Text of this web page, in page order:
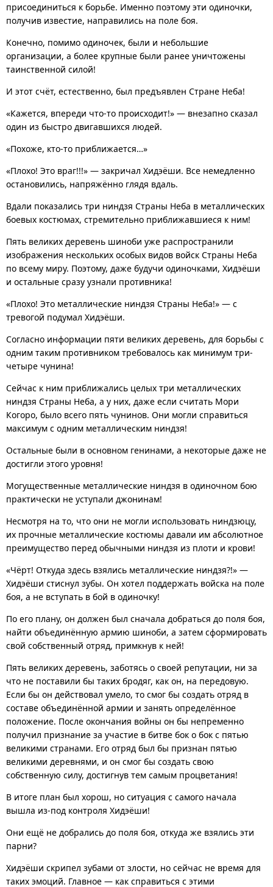
присоединиться к борьбе. Именно поэтому эти одиночки,
получив известие, направились на поле боя.
Конечно, помимо одиночек, были и небольшие
организации, а более крупные были ранее уничтожены
таинственной силой!
И этот счёт, естественно, был предъявлен Стране Неба!
«Кажется, впереди что-то происходит!» — внезапно сказал
один из быстро двигавшихся людей.
«Похоже, кто-то приближается…»
«Плохо! Это враг!!!» — закричал Хидэёши. Все немедленно
остановились, напряжённо глядя вдаль.
Вдали показались три ниндзя Страны Неба в металлических
боевых костюмах, стремительно приближавшиеся к ним!
Пять великих деревень шиноби уже распространили
изображения нескольких особых видов войск Страны Неба
по всему миру. Поэтому, даже будучи одиночками, Хидэёши
и остальные сразу узнали противника!
«Плохо! Это металлические ниндзя Страны Неба!» — с
тревогой подумал Хидэёши.
Согласно информации пяти великих деревень, для борьбы с
одним таким противником требовалось как минимум три-
четыре чунина!
Сейчас к ним приближались целых три металлических
ниндзя Страны Неба, а у них, даже если считать Мори
Когоро, было всего пять чунинов. Они могли справиться
максимум с одним металлическим ниндзя!
Остальные были в основном генинами, а некоторые даже не
достигли этого уровня!
Могущественные металлические ниндзя в одиночном бою
практически не уступали джонинам!
Несмотря на то, что они не могли использовать ниндзюцу,
их прочные металлические костюмы давали им абсолютное
преимущество перед обычными ниндзя из плоти и крови!
«Чёрт! Откуда здесь взялись металлические ниндзя?!» —
Хидэёши стиснул зубы. Он хотел поддержать войска на поле
боя, а не вступать в бой в одиночку!
По его плану, он должен был сначала добраться до поля боя,
найти объединённую армию шиноби, а затем сформировать
свой собственный отряд, примкнув к ней!
Пять великих деревень, заботясь о своей репутации, ни за
что не поставили бы таких бродяг, как он, на передовую.
Если бы он действовал умело, то смог бы создать отряд в
составе объединённой армии и занять определённое
положение. После окончания войны он бы непременно
получил признание за участие в битве бок о бок с пятью
великими странами. Его отряд был бы признан пятью
великими деревнями, и он смог бы создать свою
собственную силу, достигнув тем самым процветания!
В итоге план был хорош, но ситуация с самого начала
вышла из-под контроля Хидэёши!
Они ещё не добрались до поля боя, откуда же взялись эти
парни?
Хидэёши скрипел зубами от злости, но сейчас не время для
таких эмоций. Главное — как справиться с этими